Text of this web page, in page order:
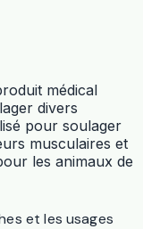
médical
divers
pour soulager
musculaires et
les animaux de
et les usages